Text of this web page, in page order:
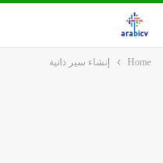
Home إنشاء سير ذاتية